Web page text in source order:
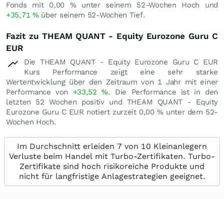
Fonds mit 0,00 %unter seinem 52-Wochen Hoch und
+35,71 %über seinem 52-Wochen Tief.
Fazit zu THEAM QUANT - Equity Eurozone Guru C
EUR
Die THEAM QUANT - Equity Eurozone Guru C EUR
Kurs Performance zeigt eine sehr starke
Wertentwicklung über den Zeitraum von 1 Jahr mit einer
Performance von +33,52%. Die Performance ist in den
letzten 52 Wochen positiv und THEAM QUANT - Equity
Eurozone Guru C EUR notiert zurzeit 0,00%unter dem 52-
Wochen Hoch.
Im Durchschnitt erleiden 7 von 10 Kleinanlegern
Verluste beim Handel mit Turbo-Zertifikaten. Turbo-
Zertifikate sind hoch risikoreiche Produkte und
nicht für langfristige Anlagestrategien geeignet.